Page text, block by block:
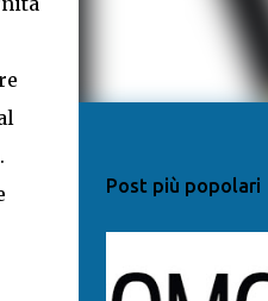
Post più popolari